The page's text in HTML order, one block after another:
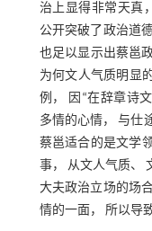
治上显得非常天真
公开突破了政治道
也足以显示出蔡邕
为何文人气质明显
例， 因“在辞章诗
多情的心情， 与仕
蔡邕适合的是文学
事， 从文人气质、
大夫政治立场的场
情的一面， 所以导